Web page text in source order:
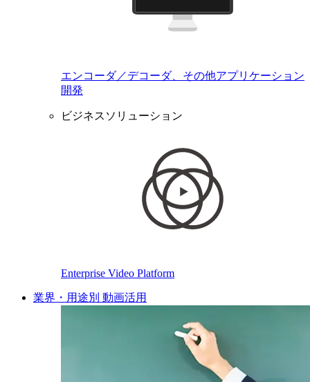
エンコーダ／デコーダ、その他アプリケーション
開発
ビジネスソリューション
Enterprise Video Platform
業界・用途別 動画活用